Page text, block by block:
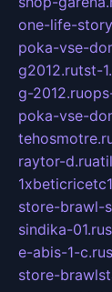
one-life-
poka-vse-
g2012.rutst-
g-2012.ru
poka-vse-
raytor-d.ru
store-brawl-
sindika-01.ru
e-abis-1-c.ru
store-